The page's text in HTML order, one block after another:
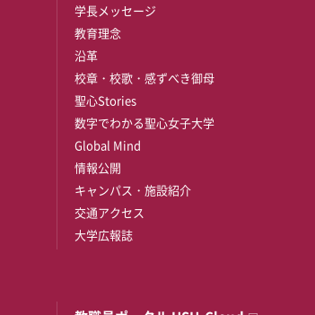
学長メッセージ
教育理念
沿革
校章・校歌・感ずべき御母
聖心Stories
数字でわかる聖心女子大学
Global Mind
情報公開
キャンパス・施設紹介
交通アクセス
大学広報誌